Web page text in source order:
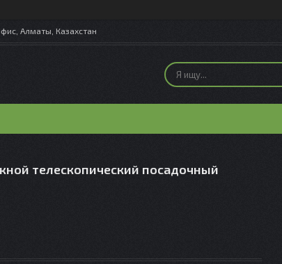
Алматы, Казахстан
телескопический посадочный